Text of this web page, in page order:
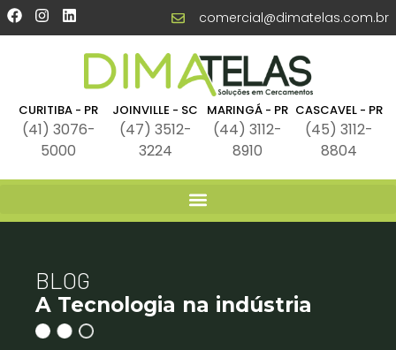
comercial@dimatelas.com.br
CURITIBA - PR
(41) 3076-
5000
JOINVILLE - SC
(47) 3512-
3224
MARINGÁ - PR
(44) 3112-
8910
CASCAVEL - PR
(45) 3112-
8804
BLOG
A Tecnologia na indústria